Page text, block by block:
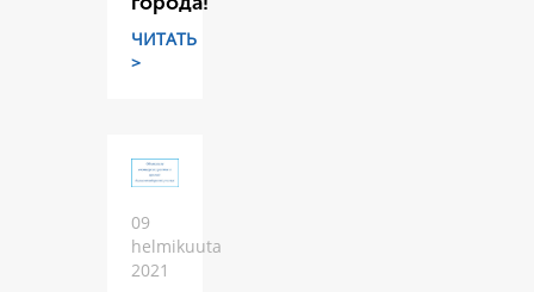
ЧИТАТЬ
>
09
helmikuuta
2021